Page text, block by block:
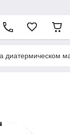
диатермическом